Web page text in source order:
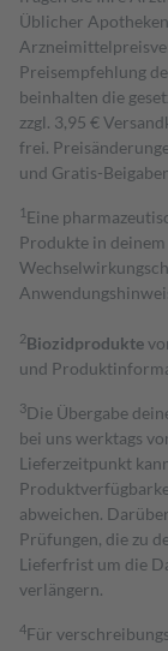
Üblicher
Preisempfehlung
beinhalten die
zzgl. 3,95 €
frei.
und Gratis-
1 Eine
Produkte in
2Biozidprodukte
und
3Die Übergabe
bei uns werktags
Lieferzeitpunkt
abweichen.
Prüfungen, die zu
Lieferfrist um die
verlängern.
4Für